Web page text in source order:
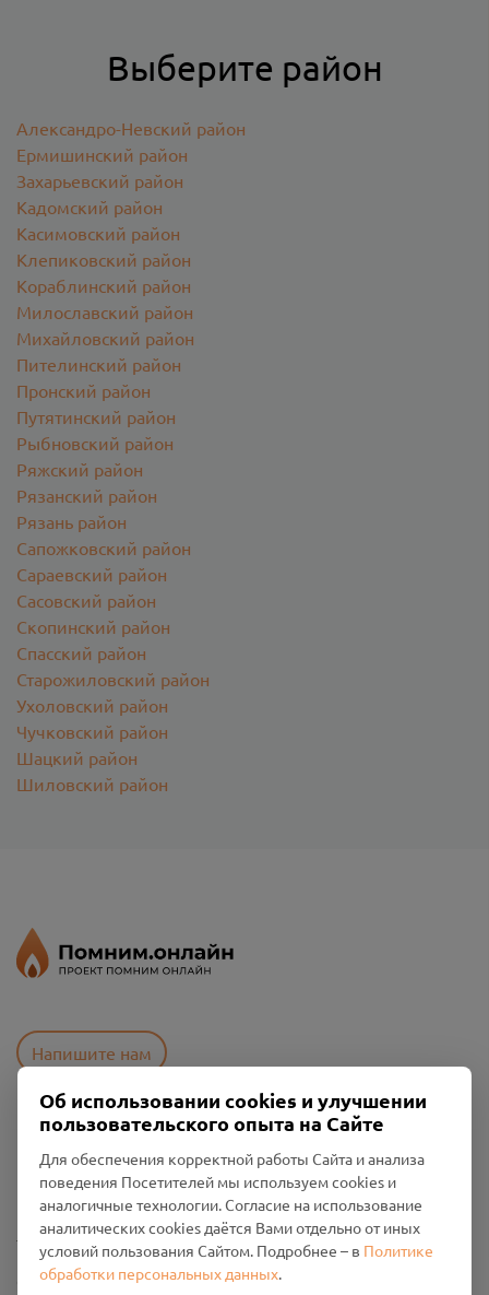
Выберите район
Александро-Невский район
Ермишинский район
Захарьевский район
Кадомский район
Касимовский район
Клепиковский район
Кораблинский район
Милославский район
Михайловский район
Пителинский район
Пронский район
Путятинский район
Рыбновский район
Ряжский район
Рязанский район
Рязань район
Сапожковский район
Сараевский район
Сасовский район
Скопинский район
Спасский район
Старожиловский район
Ухоловский район
Чучковский район
Шацкий район
Шиловский район
Напишите нам
Пользовательское соглашение
Политика конфиденциальности
Промо-материалы
Настройки cookies
Общество с ограниченной ответственностью «Смоленский
Об использовании cookies и улучшении
пользовательского опыта на Сайте
Для обеспечения корректной работы Сайта и анализа
поведения Посетителей мы используем cookies и
аналогичные технологии. Согласие на использование
аналитических cookies даётся Вами отдельно от иных
условий пользования Сайтом. Подробнее – в Политике
обработки персональных данных.